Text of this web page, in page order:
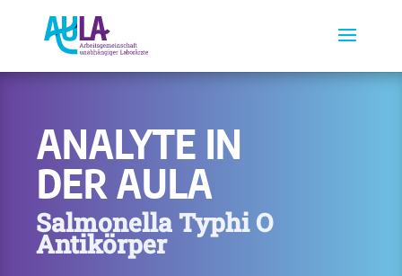
ANALYTE IN
DER AULA
Salmonella Typhi O
Antikörper